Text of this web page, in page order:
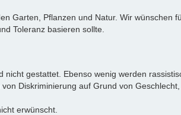
Garten, Pflanzen und Natur. Wir wünschen
Toleranz basieren sollte.
gestattet. Ebenso wenig werden
Diskriminierung auf Grund von
erwünscht.